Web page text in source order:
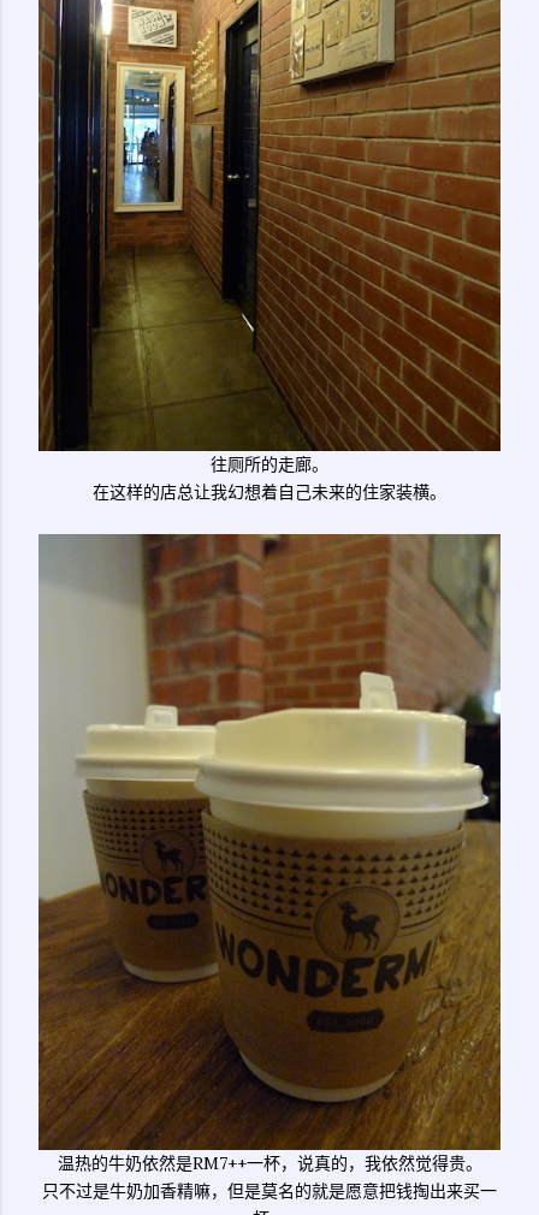
往厕所的走廊。
在这样的店总让我幻想着自己未来的住家装横。
温热的牛奶依然是RM7++一杯，说真的，我依然觉得贵。
只不过是牛奶加香精嘛，但是莫名的就是愿意把钱掏出来买一